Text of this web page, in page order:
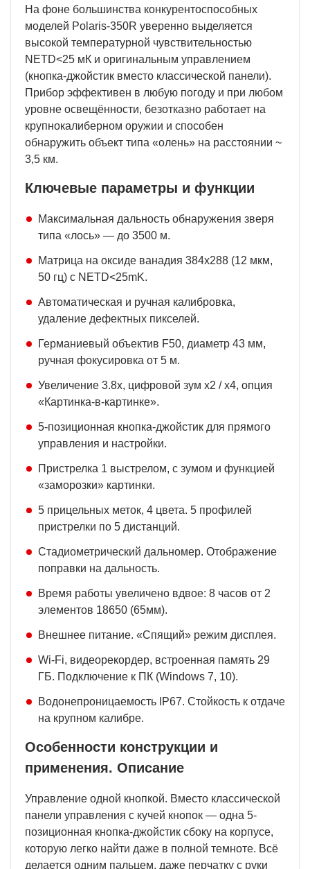
На фоне большинства конкурентоспособных
моделей Polaris-350R уверенно выделяется
высокой температурной чувствительностью
NETD<25 мК и оригинальным управлением
(кнопка-джойстик вместо классической панели).
Прибор эффективен в любую погоду и при любом
уровне освещённости, безотказно работает на
крупнокалиберном оружии и способен
обнаружить объект типа «олень» на расстоянии ~
3,5 км.
Ключевые параметры и функции
Максимальная дальность обнаружения зверя
типа «лось» — до 3500 м.
Матрица на оксиде ванадия 384x288 (12 мкм,
50 гц) с NETD<25mK.
Автоматическая и ручная калибровка,
удаление дефектных пикселей.
Германиевый объектив F50, диаметр 43 мм,
ручная фокусировка от 5 м.
Увеличение 3.8x, цифровой зум x2 / x4, опция
«Картинка-в-картинке».
5-позиционная кнопка-джойстик для прямого
управления и настройки.
Пристрелка 1 выстрелом, c зумом и функцией
«заморозки» картинки.
5 прицельных меток, 4 цвета. 5 профилей
пристрелки по 5 дистанций.
Стадиометрический дальномер. Отображение
поправки на дальность.
Время работы увеличено вдвое: 8 часов от 2
элементов 18650 (65мм).
Внешнее питание. «Спящий» режим дисплея.
Wi-Fi, видеорекордер, встроенная память 29
ГБ. Подключение к ПК (Windows 7, 10).
Водонепроницаемость IP67. Стойкость к отдаче
на крупном калибре.
Особенности конструкции и
применения. Описание
Управление одной кнопкой. Вместо классической
панели управления с кучей кнопок — одна 5-
позиционная кнопка-джойстик сбоку на корпусе,
которую легко найти даже в полной темноте. Всё
делается одним пальцем, даже перчатку с руки